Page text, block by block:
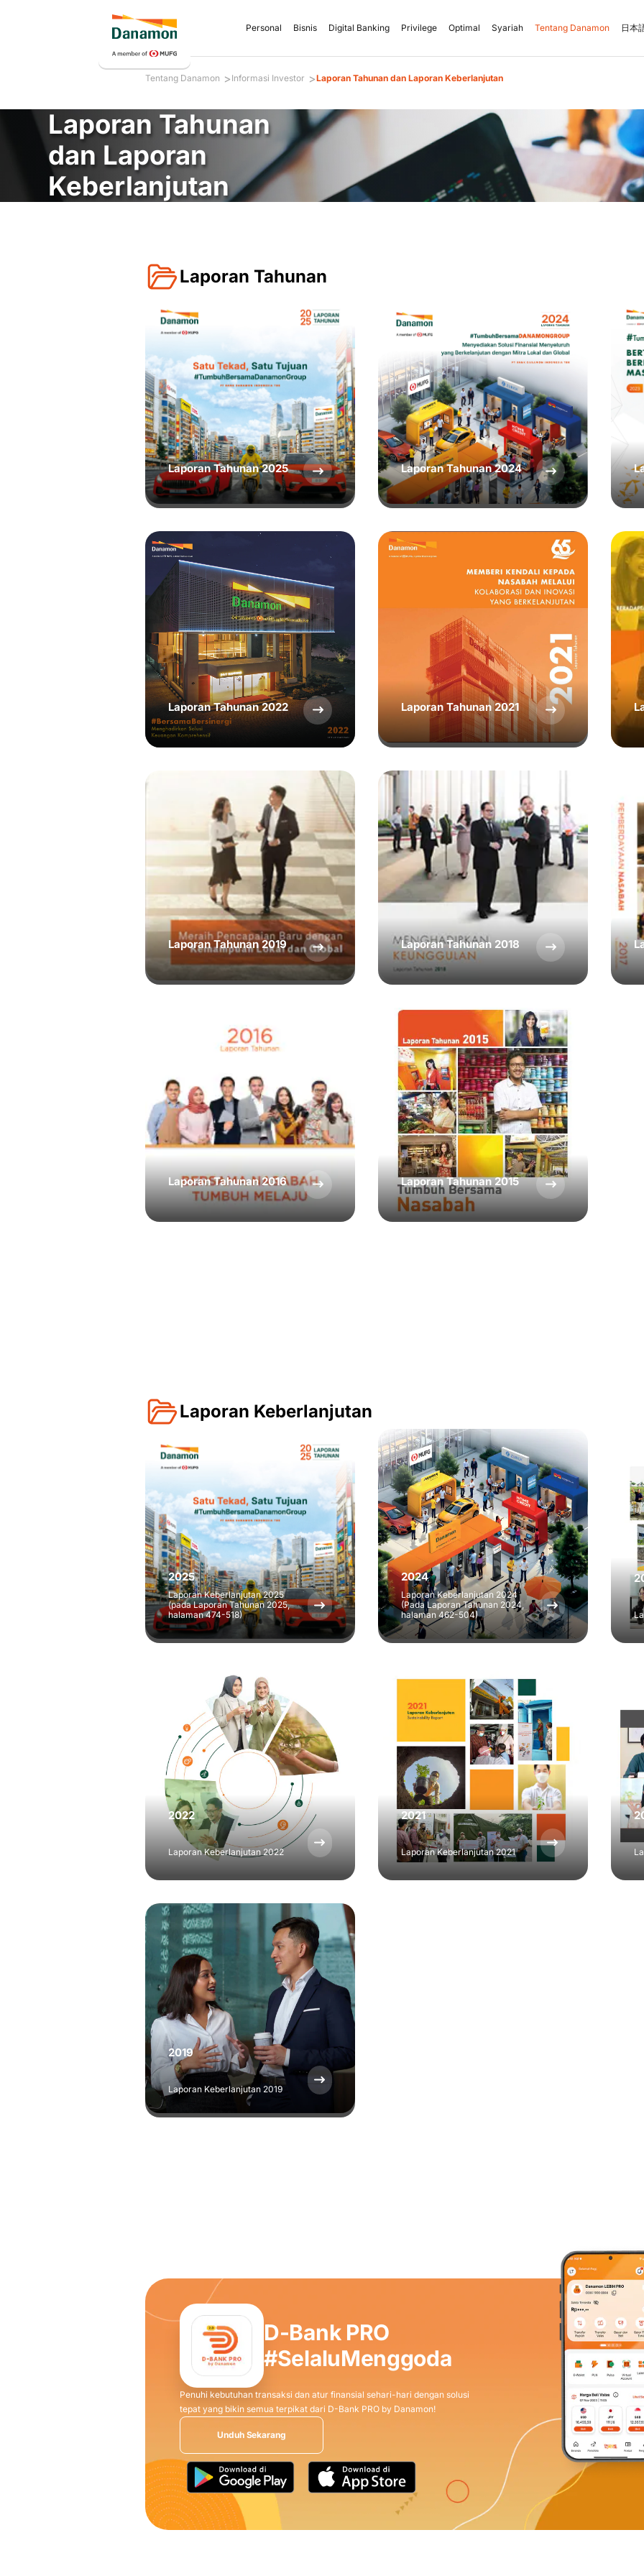
Personal Bisnis Digital Banking Privilege Optimal Syariah Tentang Danamon 日本
Tentang Danamon > Informasi Investor >Laporan Tahunan dan Laporan Keberlanjutan
Laporan Tahunan
dan Laporan
Keberlanjutan
Laporan Tahunan
Laporan Tahunan 2025 Laporan Tahunan 2024
Laporan Tahunan 2022 Laporan Tahunan 2021
Laporan Tahunan 2019 Laporan Tahunan 2018
Laporan Tahunan 2016 Laporan Tahunan 2015
Laporan Keberlanjutan
2025
Laporan Keberlanjutan 2025
(pada Laporan Tahunan 2025,
halaman 474-518)
2024
Laporan Keberlanjutan 2024
(Pada Laporan Tahunan 2024,
halaman 462-504)
2022
Laporan Keberlanjutan 2022
2021
Laporan Keberlanjutan 2021
2019
Laporan Keberlanjutan 2019
D-Bank PRO
#SelaluMenggoda
Penuhi kebutuhan transaksi dan atur finansial sehari-hari dengan solusi
tepat yang bikin semua terpikat dari D-Bank PRO by Danamon!
Unduh Sekarang